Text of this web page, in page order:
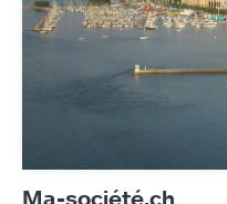
Ma-société.ch